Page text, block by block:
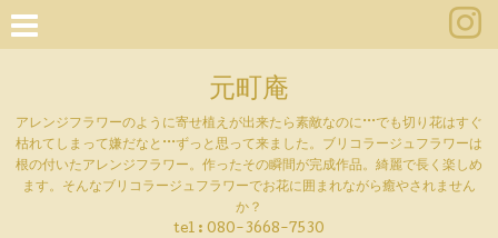
元町庵
アレンジフラワーのように寄せ植えが出来たら素敵なのに···でも切り花はすぐ
枯れてしまって嫌だなと···ずっと思って来ました。ブリコラージュフラワーは
根の付いたアレンジフラワー。作ったその瞬間が完成作品。綺麗で長く楽しめ
ます。そんなブリコラージュフラワーでお花に囲まれながら癒やされません
か？
tel : 080-3668-7530